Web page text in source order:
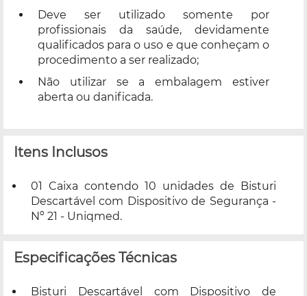
Deve ser utilizado somente por
profissionais da saúde, devidamente
qualificados para o uso e que conheçam o
procedimento a ser realizado;
Não utilizar se a embalagem estiver
aberta ou danificada.
Itens Inclusos
01 Caixa contendo 10 unidades de Bisturi
Descartável com Dispositivo de Segurança -
Nº 21 - Uniqmed.
Especificações Técnicas
Bisturi Descartável com Dispositivo de